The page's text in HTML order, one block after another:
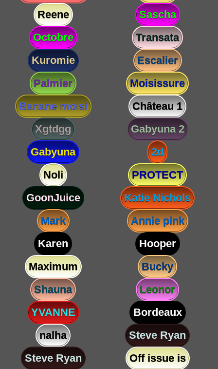
Reene
Sascha
Octobre
Transata
Kuromie
Escalier
Palmier
Moisissure
Banane moisi
Château 1
Xgtdgg
Gabyuna 2
Gabyuna
2d
Noli
PROTECT
GoonJuice
Katie Nichols
Mark
Annie pink
Karen
Hooper
Maximum
Bucky
Shauna
Leonor
YVANNE
Bordeaux
nalha
Steve Ryan
Steve Ryan
Off issue is